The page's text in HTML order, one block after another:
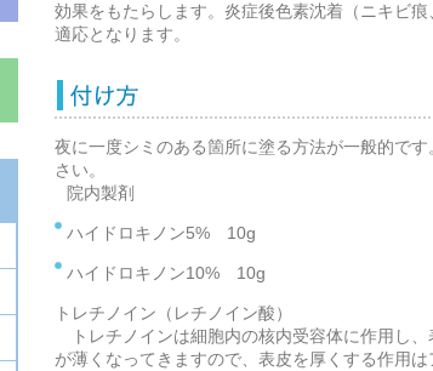
効果をもたらします。炎症後色素沈着（ニキビ
適応となります。
夜に一度シミのある箇所に塗る方法が一般的で
さい。
院内製剤
ハイドロキノン5% 10g
ハイドロキノン10% 10g
トレチノイン（レチノイン酸）
トレチノインは細胞内の核内受容体に作用し
が薄くなってきますので、表皮を厚くする作用